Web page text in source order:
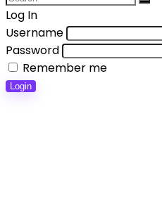
Log In
Username
Password
Remember me
Login